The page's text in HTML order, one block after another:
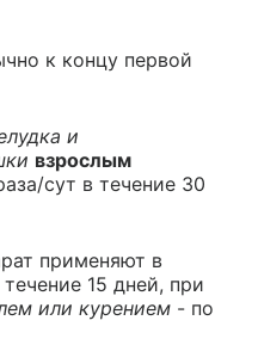
к концу первой
и
взрослым
сут в течение 30
применяют в
15 дней, при
или курением - по